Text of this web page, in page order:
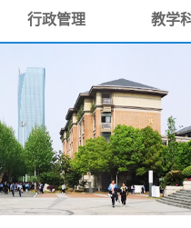
行政管理 教学